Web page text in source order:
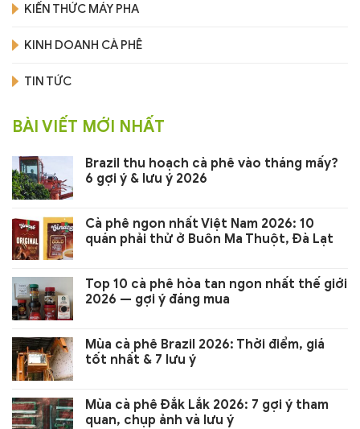
KIẾN THỨC MÁY PHA
KINH DOANH CÀ PHÊ
TIN TỨC
BÀI VIẾT MỚI NHẤT
Brazil thu hoạch cà phê vào tháng mấy?
6 gợi ý & lưu ý 2026
Cà phê ngon nhất Việt Nam 2026: 10
quán phải thử ở Buôn Ma Thuột, Đà Lạt
Top 10 cà phê hòa tan ngon nhất thế giới
2026 — gợi ý đáng mua
Mùa cà phê Brazil 2026: Thời điểm, giá
tốt nhất & 7 lưu ý
Mùa cà phê Đắk Lắk 2026: 7 gợi ý tham
quan, chụp ảnh và lưu ý